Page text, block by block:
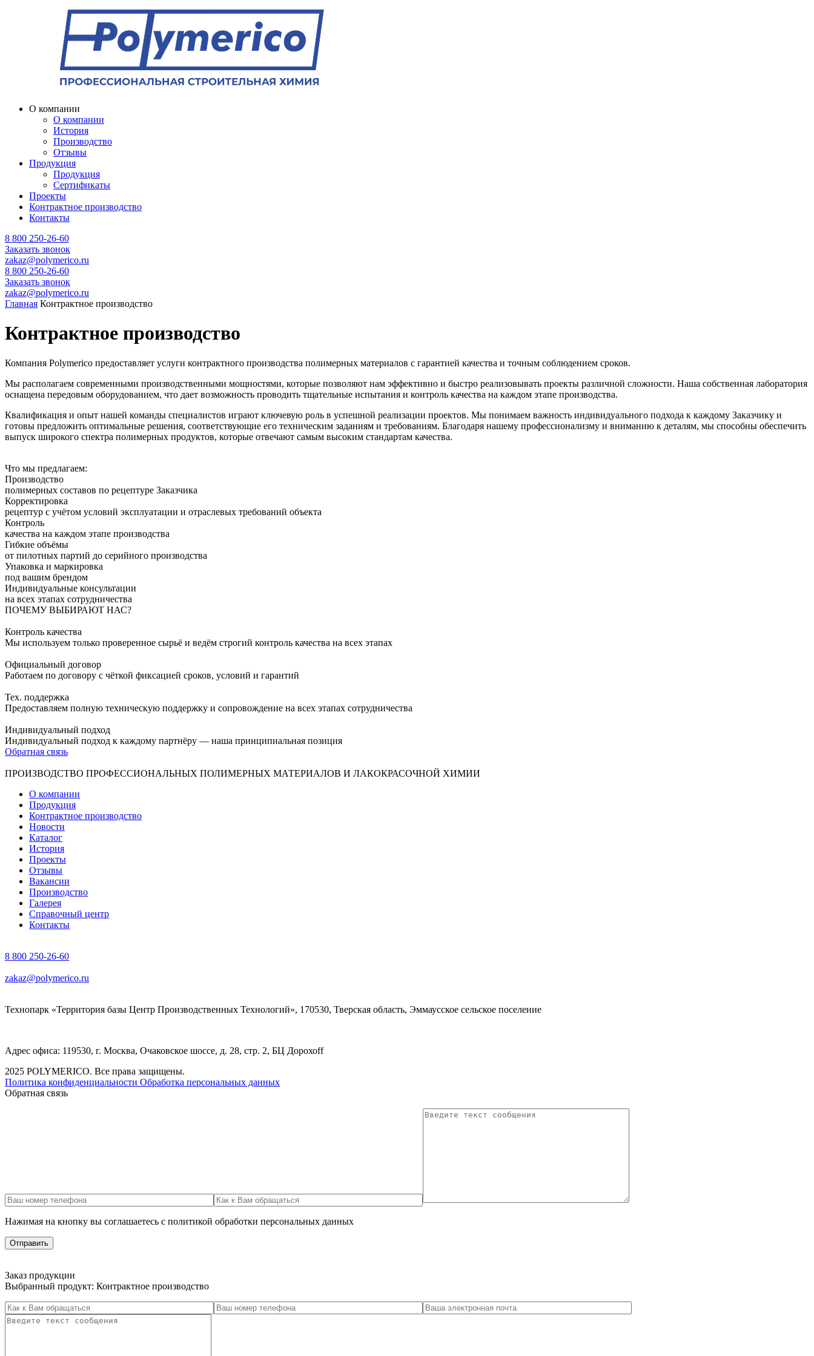
О компании
О компании
История
Производство
Отзывы
Продукция
Продукция
Сертификаты
Проекты
Контрактное производство
Контакты
8 800 250-26-60
Заказать звонок
zakaz@polymerico.ru
8 800 250-26-60
Заказать звонок
zakaz@polymerico.ru
Главная Контрактное производство
Контрактное производство
Компания Polymerico предоставляет услуги контрактного производства полимерных материалов с гарантией качества и точным соблюдением сроков.
Мы располагаем современными производственными мощностями, которые позволяют нам эффективно и быстро реализовывать проекты различной сложности. Наша собственная лаборатория
оснащена передовым оборудованием, что дает возможность проводить тщательные испытания и контроль качества на каждом этапе производства.
Квалификация и опыт нашей команды специалистов играют ключевую роль в успешной реализации проектов. Мы понимаем важность индивидуального подхода к каждому Заказчику и
готовы предложить оптимальные решения, соответствующие его техническим заданиям и требованиям. Благодаря нашему профессионализму и вниманию к деталям, мы способны обеспечить
выпуск широкого спектра полимерных продуктов, которые отвечают самым высоким стандартам качества.
Что мы предлагаем:
Производство
полимерных составов по рецептуре Заказчика
Корректировка
рецептур с учётом условий эксплуатации и отраслевых требований объекта
Контроль
качества на каждом этапе производства
Гибкие объёмы
от пилотных партий до серийного производства
Упаковка и маркировка
под вашим брендом
Индивидуальные консультации
на всех этапах сотрудничества
ПОЧЕМУ ВЫБИРАЮТ НАС?
Контроль качества
Мы используем только проверенное сырьё и ведём строгий контроль качества на всех этапах
Официальный договор
Работаем по договору с чёткой фиксацией сроков, условий и гарантий
Тех. поддержка
Предоставляем полную техническую поддержку и сопровождение на всех этапах сотрудничества
Индивидуальный подход
Индивидуальный подход к каждому партнёру — наша принципиальная позиция
Обратная связь
ПРОИЗВОДСТВО ПРОФЕССИОНАЛЬНЫХ ПОЛИМЕРНЫХ МАТЕРИАЛОВ И ЛАКОКРАСОЧНОЙ ХИМИИ
О компании
Продукция
Контрактное производство
Новости
Каталог
История
Проекты
Отзывы
Вакансии
Производство
Галерея
Справочный центр
Контакты
8 800 250-26-60
zakaz@polymerico.ru
Технопарк «Территория базы Центр Производственных Технологий», 170530, Тверская область, Эммаусское сельское поселение
Адрес офиса: 119530, г. Москва, Очаковское шоссе, д. 28, стр. 2, БЦ Дорохоff
2025 POLYMERICO. Все права защищены.
Политика конфиденциальности Обработка персональных данных
Обратная связь
Нажимая на кнопку вы соглашаетесь с политикой обработки персональных данных
Заказ продукции
Выбранный продукт: Контрактное производство